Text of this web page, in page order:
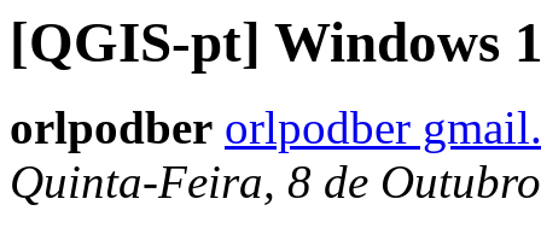
[QGIS-pt] Windows
orlpodber orlpodber
Quinta-Feira, 8 de